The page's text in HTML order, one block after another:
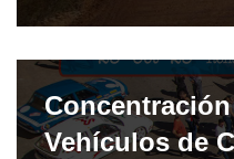
Vehículos de